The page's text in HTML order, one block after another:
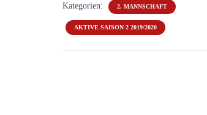
Kategorien: 2. MANNSCHAFT
AKTIVE SAISON 2 2019/2020